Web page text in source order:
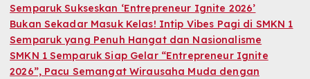
Semparuk Sukseskan ‘Entrepreneur Ignite 2026’
Bukan Sekadar Masuk Kelas! Intip Vibes Pagi di SMKN 1
Semparuk yang Penuh Hangat dan Nasionalisme
SMKN 1 Semparuk Siap Gelar “Entrepreneur Ignite
2026”, Pacu Semangat Wirausaha Muda dengan